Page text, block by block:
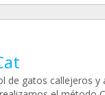
de gatos callejeros y